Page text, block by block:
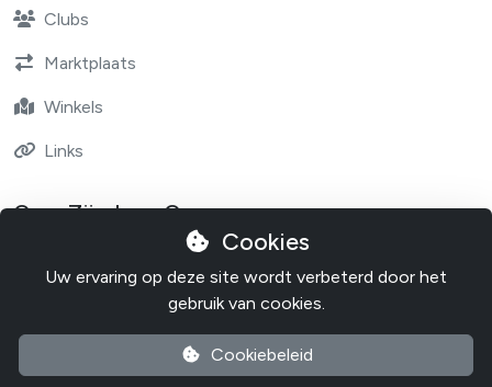
Clubs
Marktplaats
Winkels
Links
Over Zündapp One
Over Zundapp One
Cookies
Uw ervaring op deze site wordt verbeterd door het
gebruik van cookies.
Cookiebeleid